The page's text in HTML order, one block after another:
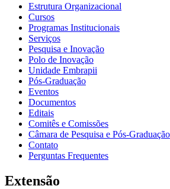
Estrutura Organizacional
Cursos
Programas Institucionais
Serviços
Pesquisa e Inovação
Polo de Inovação
Unidade Embrapii
Pós-Graduação
Eventos
Documentos
Editais
Comitês e Comissões
Câmara de Pesquisa e Pós-Graduação
Contato
Perguntas Frequentes
Extensão